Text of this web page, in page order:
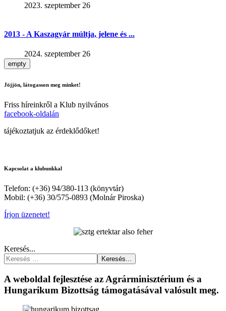
2023. szeptember 26
2013 - A Kaszagyár múltja, jelene és ...
2024. szeptember 26
empty
Jöjjön, látogasson meg minket!
Friss híreinkről a Klub nyilvános
facebook-oldalán
tájékoztatjuk az érdeklődőket!
Kapcsolat a klubunkkal
Telefon: (+36) 94/380-113 (könyvtár)
Mobil: (+36) 30/575-0893 (Molnár Piroska)
Írjon üzenetet!
Keresés...
Keresés...
A weboldal fejlesztése az Agrárminisztérium és a
Hungarikum Bizottság támogatásával valósult meg.